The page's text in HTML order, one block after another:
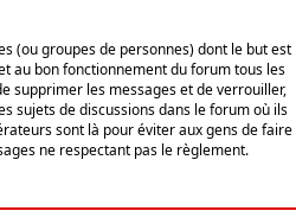
(ou groupes de personnes) dont le but est
au bon fonctionnement du forum tous les
supprimer les messages et de verrouiller,
sujets de discussions dans le forum où ils
sont là pour éviter aux gens de faire
ne respectant pas le règlement.